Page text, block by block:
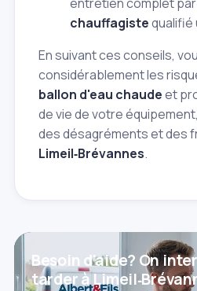
entretien complet par
chauffagistequalifié
En suivant ces conseils,
considérablement les
ballon d'eau chaudeet
de vie de votre
des désagréments et des
Limeil‑Brévannes.
Besoin d'aide? On
tarder à